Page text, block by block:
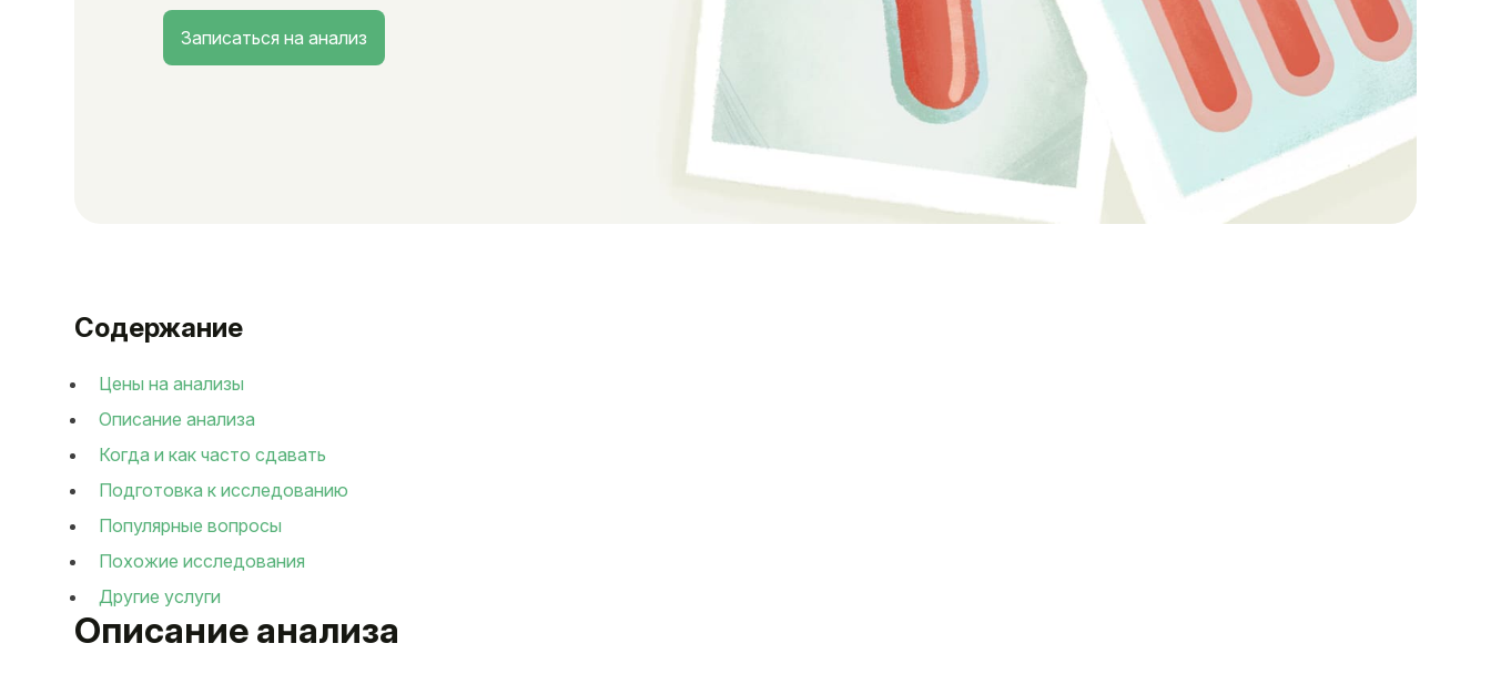
Записаться на анализ
Описание анализа
Содержание
Цены на анализы
Описание анализа
Когда и как часто сдавать
Подготовка к исследованию
Популярные вопросы
Похожие исследования
Другие услуги